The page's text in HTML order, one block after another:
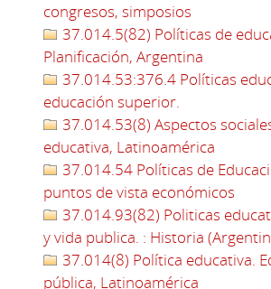
congresos, simposios
37.014.5(82) Políticas de
Planificación, Argentina
37.014.53:376.4 Políticas
educación superior.
37.014.53(8) Aspectos
educativa, Latinoamérica
37.014.54 Políticas de
puntos de vista económicos
37.014.93(82) Politicas
y vida publica. : Historia
37.014(8) Política educativa.
pública, Latinoamérica